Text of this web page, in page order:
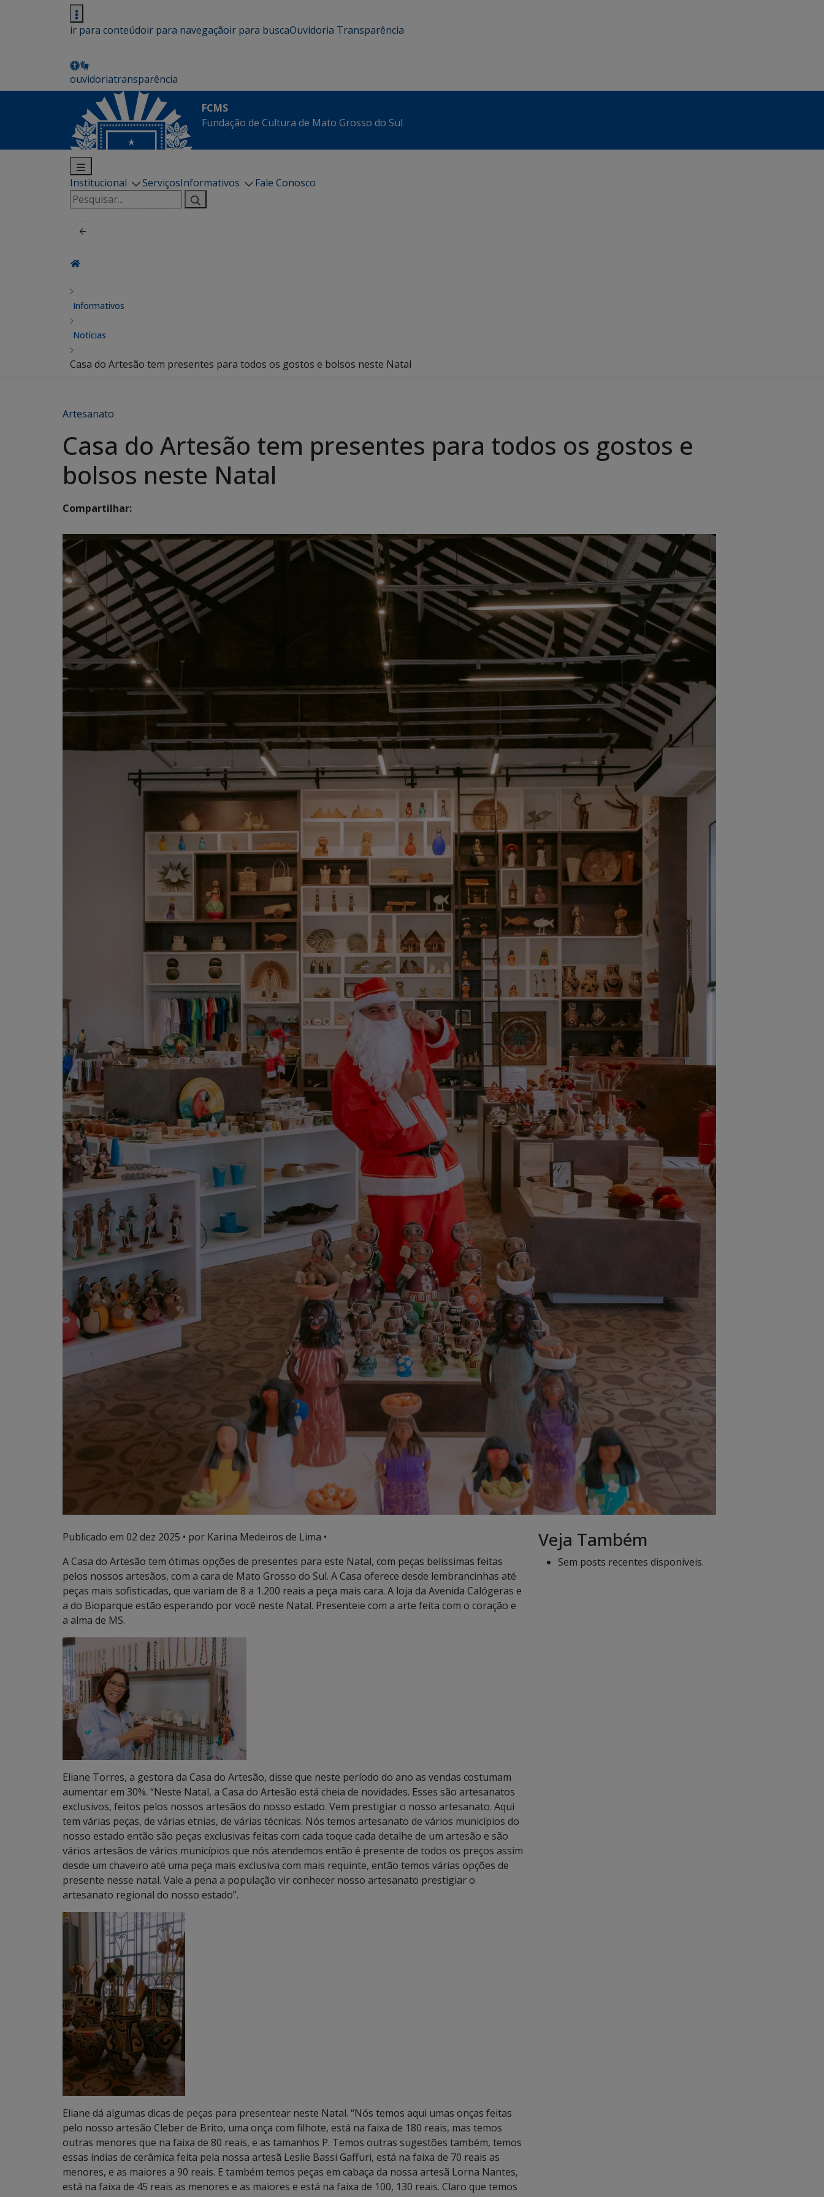
ir para conteúdoir para navegaçãoir para buscaOuvidoria Transparência
ouvidoriatransparência
FCMS
Fundação de Cultura de Mato Grosso do Sul
Institucional ServiçosInformativos
Fale Conosco
Pesquisar
por:
Informativos
Notícias
Casa do Artesão tem presentes para todos os gostos e bolsos neste Natal
Artesanato
Casa do Artesão tem presentes para todos os gostos e
bolsos neste Natal
Compartilhar:
Publicado em 02 dez 2025 • por Karina Medeiros de Lima •
A Casa do Artesão tem ótimas opções de presentes para este Natal, com peças belíssimas feitas
pelos nossos artesãos, com a cara de Mato Grosso do Sul. A Casa oferece desde lembrancinhas até
peças mais sofisticadas, que variam de 8 a 1.200 reais a peça mais cara. A loja da Avenida Calógeras e
a do Bioparque estão esperando por você neste Natal. Presenteie com a arte feita com o coração e
a alma de MS.
Eliane Torres, a gestora da Casa do Artesão, disse que neste período do ano as vendas costumam
aumentar em 30%. “Neste Natal, a Casa do Artesão está cheia de novidades. Esses são artesanatos
exclusivos, feitos pelos nossos artesãos do nosso estado. Vem prestigiar o nosso artesanato. Aqui
tem várias peças, de várias etnias, de várias técnicas. Nós temos artesanato de vários municípios do
nosso estado então são peças exclusivas feitas com cada toque cada detalhe de um artesão e são
vários artesãos de vários municípios que nós atendemos então é presente de todos os preços assim
desde um chaveiro até uma peça mais exclusiva com mais requinte, então temos várias opções de
presente nesse natal. Vale a pena a população vir conhecer nosso artesanato prestigiar o
artesanato regional do nosso estado”.
Eliane dá algumas dicas de peças para presentear neste Natal. “Nós temos aqui umas onças feitas
pelo nosso artesão Cleber de Brito, uma onça com filhote, está na faixa de 180 reais, mas temos
outras menores que na faixa de 80 reais, e as tamanhos P. Temos outras sugestões também, temos
essas índias de cerâmica feita pela nossa artesã Leslie Bassi Gaffuri, está na faixa de 70 reais as
menores, e as maiores a 90 reais. E também temos peças em cabaça da nossa artesã Lorna Nantes,
está na faixa de 45 reais as menores e as maiores e está na faixa de 100, 130 reais. Claro que temos
Veja Também
Sem posts recentes disponíveis.